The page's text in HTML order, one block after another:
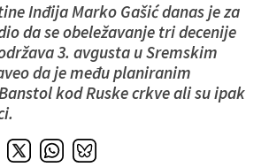
Inđija Marko Gašić danas je za
da se obeležavanje tri decenije
3. avgusta u Sremskim
da je među planiranim
kod Ruske crkve ali su ipak